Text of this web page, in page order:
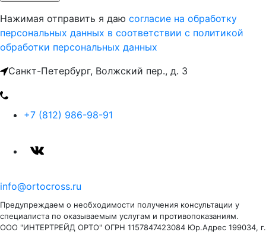
Нажимая отправить я даю согласие на обработку
персональных данных в соответствии с политикой
обработки персональных данных
Санкт-Петербург, Волжский пер., д. 3
+7 (812) 986-98-91
info@ortocross.ru
Предупреждаем о необходимости получения консультации у
специалиста по оказываемым услугам и противопоказаниям.
ООО "ИНТЕРТРЕЙД ОРТО" ОГРН 1157847423084 Юр.Адрес 199034, г.